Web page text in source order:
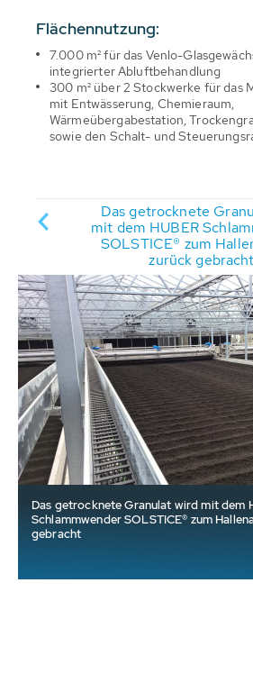
Flächennutzung:
7.000 m² für das Venlo-
integrierter Abluftbehandlung
300 m² über 2 Stockwerke für das
mit Entwässerung, Chemieraum,
Wärmeübergabestation,
sowie den Schalt- und
Das getrocknete
mit dem HUBER
SOLSTICE® zum
zurück gebracht
Das getrocknete Granulat wird mit dem
Schlammwender SOLSTICE® zum
gebracht